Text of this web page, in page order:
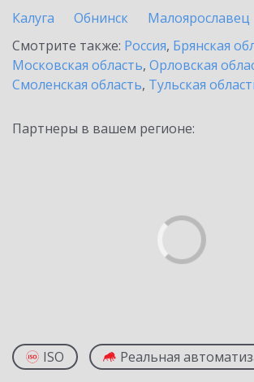
Калуга
Обнинск
Малоярославец
Смотрите также: Россия, Брянская
Московская область, Орловская
Смоленская область, Тульская
Партнеры в вашем регионе:
ISO Реальная